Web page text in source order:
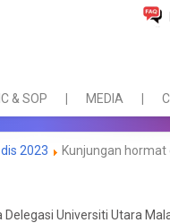
& SOP MEDIA
2023
Kunjungan hormat
Universiti Utara